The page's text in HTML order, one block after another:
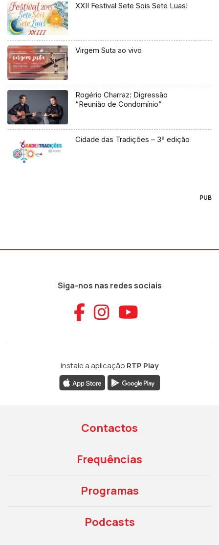
XXII Festival Sete Sois Sete Luas!
Virgem Suta ao vivo
Rogério Charraz: Digressão
“Reunião de Condomínio”
Cidade das Tradições – 3ª edição
PUB
Siga-nos nas redes sociais
Aceder ao
Aceder ao
Aceder
Instale a aplicação RTP Play
Contactos
Frequências
Programas
Podcasts